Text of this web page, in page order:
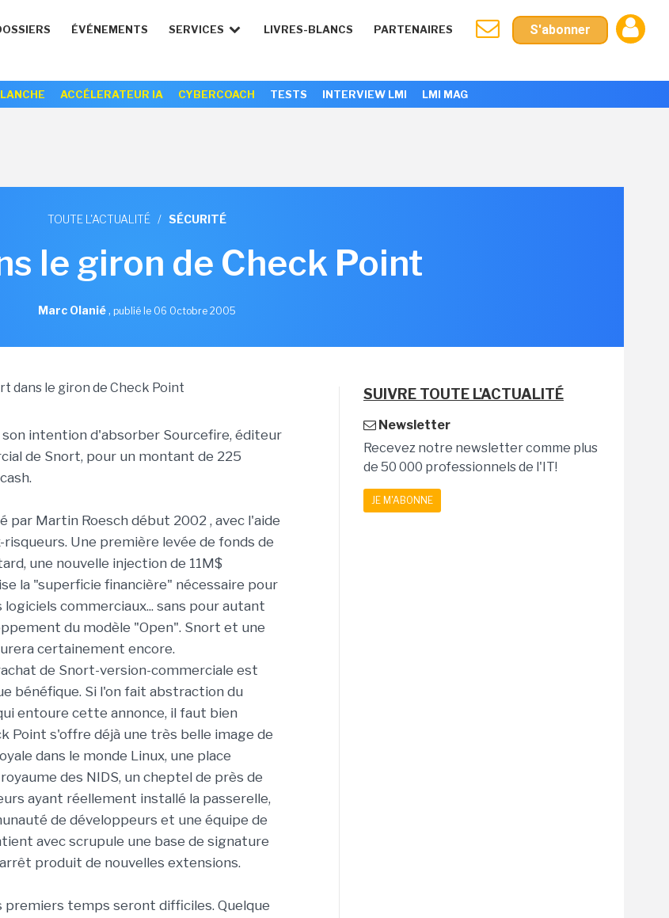
ÉVÉNEMENTS SERVICES LIVRES-BLANCS PARTENAIRES S'abonner
ACCÉLERATEUR IA CYBERCOACH TESTS INTERVIEW LMI LMI MAG
TOUTE L'ACTUALITÉ / SÉCURITÉ
le giron de Check Point
Marc Olanié, publié le 06 Octobre 2005
son intention d'absorber Sourcefire, éditeur
de Snort, pour un montant de 225
par Martin Roesch début 2002 , avec l'aide
Une première levée de fonds de
une nouvelle injection de 11M$
la "superficie financière" nécessaire pour
logiciels commerciaux... sans pour autant
du modèle "Open". Snort et une
certainement encore.
de Snort-version-commerciale est
bénéfique. Si l'on fait abstraction du
entoure cette annonce, il faut bien
Point s'offre déjà une très belle image de
dans le monde Linux, une place
des NIDS, un cheptel de près de
ayant réellement installé la passerelle,
de développeurs et une équipe de
avec scrupule une base de signature
produit de nouvelles extensions.
premiers temps seront difficiles. Quelque
SUIVRE TOUTE L'ACTUALITÉ
Newsletter
Recevez notre newsletter comme plus
de 50 000 professionnels de l'IT!
JE M'ABONNE